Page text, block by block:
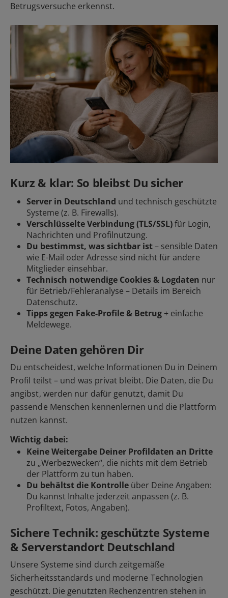
Betrugsversuche erkennst.
Kurz & klar: So bleibst Du sicher
Server in Deutschland und technisch geschützte
Systeme (z. B. Firewalls).
Verschlüsselte Verbindung (TLS/SSL)für Login,
Nachrichten und Profilnutzung.
Du bestimmst, was sichtbar ist– sensible Daten
wie E-Mail oder Adresse sind nicht für andere
Mitglieder einsehbar.
Technisch notwendige Cookies & Logdaten nur
für Betrieb/Fehleranalyse – Details im Bereich
Datenschutz.
Tipps gegen Fake-Profile & Betrug + einfache
Meldewege.
Deine Daten gehören Dir
Du entscheidest, welche Informationen Du in Deinem
Profil teilst – und was privat bleibt. Die Daten, die Du
angibst, werden nur dafür genutzt, damit Du
passende Menschen kennenlernen und die Plattform
nutzen kannst.
Wichtig dabei:
Keine Weitergabe Deiner Profildaten an Dritte
zu „Werbezwecken“, die nichts mit dem Betrieb
der Plattform zu tun haben.
Du behältst die Kontrolle über Deine Angaben:
Du kannst Inhalte jederzeit anpassen (z. B.
Profiltext, Fotos, Angaben).
Sichere Technik: geschützte Systeme
& Serverstandort Deutschland
Unsere Systeme sind durch zeitgemäße
Sicherheitsstandards und moderne Technologien
geschützt. Die genutzten Rechenzentren stehen in